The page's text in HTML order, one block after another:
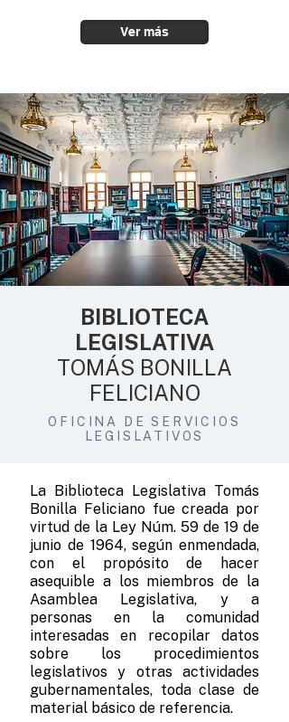
Ver más
BIBLIOTECA
LEGISLATIVA
TOMÁS BONILLA
FELICIANO
OFICINA DE SERVICIOS
LEGISLATIVOS
La Biblioteca Legislativa Tomás
Bonilla Feliciano fue creada por
virtud de la Ley Núm. 59 de 19 de
junio de 1964, según enmendada,
con el propósito de hacer
asequible a los miembros de la
Asamblea Legislativa, y a
personas en la comunidad
interesadas en recopilar datos
sobre los procedimientos
legislativos y otras actividades
gubernamentales, toda clase de
material básico de referencia.